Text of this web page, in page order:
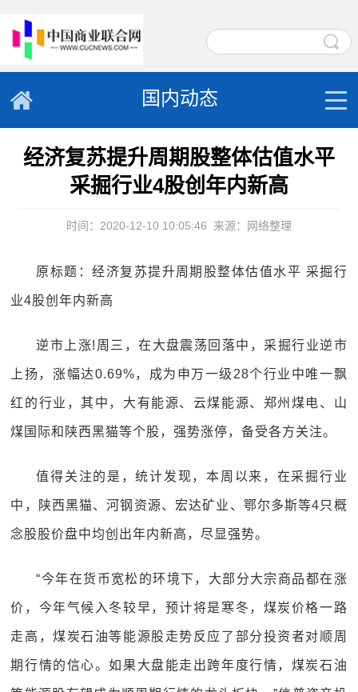
国内动态
经济复苏提升周期股整体估值水平
采掘行业4股创年内新高
时间：2020-12-10 10:05:46 来源：网络整理
原标题：经济复苏提升周期股整体估值水平 采掘行
业4股创年内新高
逆市上涨!周三，在大盘震荡回落中，采掘行业逆市
上扬，涨幅达0.69%，成为申万一级28个行业中唯一飘
红的行业，其中，大有能源、云煤能源、郑州煤电、山
煤国际和陕西黑猫等个股，强势涨停，备受各方关注。
值得关注的是，统计发现，本周以来，在采掘行业
中，陕西黑猫、河钢资源、宏达矿业、鄂尔多斯等4只概
念股股价盘中均创出年内新高，尽显强势。
“今年在货币宽松的环境下，大部分大宗商品都在涨
价，今年气候入冬较早，预计将是寒冬，煤炭价格一路
走高，煤炭石油等能源股走势反应了部分投资者对顺周
期行情的信心。如果大盘能走出跨年度行情，煤炭石油